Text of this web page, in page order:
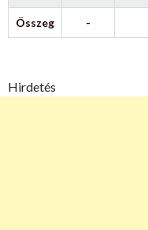
Összeg -
Hirdetés